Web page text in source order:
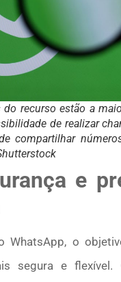
recurso estão a
de realizar
compartilhar
e
WhatsApp, o
segura e flexível.